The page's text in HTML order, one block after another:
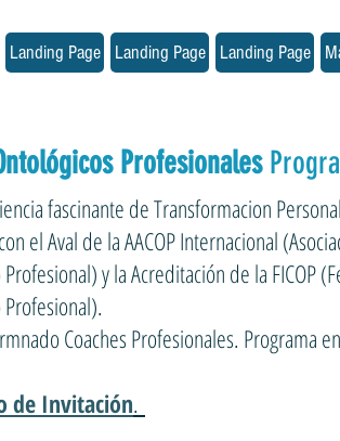
Landing Page Landing Page Landing Page
Profesionales
fascinante de Transformacion
el Aval de la AACOP Internacional
y la Acreditación de la FICOP
Coaches Profesionales. Programa
de Invitación.